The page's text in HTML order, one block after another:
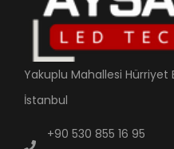
Yakuplu Mahallesi Hürriyet
İstanbul
+90 530 855 16 95